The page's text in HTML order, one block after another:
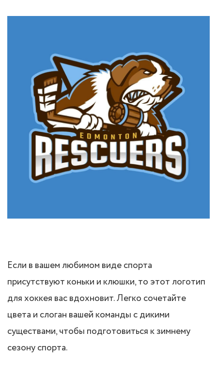
Если в вашем любимом виде спорта
присутствуют коньки и клюшки, то этот логотип
для хоккея вас вдохновит. Легко сочетайте
цвета и слоган вашей команды с дикими
существами, чтобы подготовиться к зимнему
сезону спорта.